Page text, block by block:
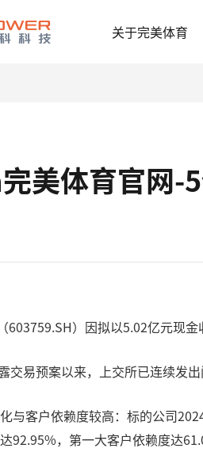
关于完美体育
美体育官网-
603759.SH）因拟以5.02亿元现
交易预案以来，上交所已连续发
与客户依赖度较高：标的公司
92.95%，第一大客户依赖度达